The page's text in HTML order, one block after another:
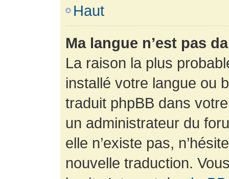
Haut
Ma langue n’est pas
La raison la plus
installé votre langue ou
traduit phpBB dans
un administrateur du
elle n’existe pas,
nouvelle traduction.